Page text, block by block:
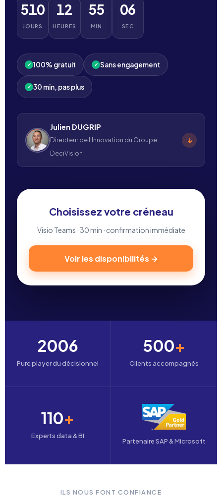
510
JOURS
12
HEURES
55
MIN
05
SEC
✓ 100% gratuit ✓ Sans engagement
✓ 30 min, pas plus
Julien DUGRIP
Directeur de l’Innovation du Groupe
DeciVision
↓
Choisissez votre créneau
Visio Teams · 30 min · confirmation immédiate
Voir les disponibilités →
2006
Pure player du décisionnel
500+
Clients accompagnés
110+
Experts data & BI
Partenaire SAP & Microsoft
ILS NOUS FONT CONFIANCE